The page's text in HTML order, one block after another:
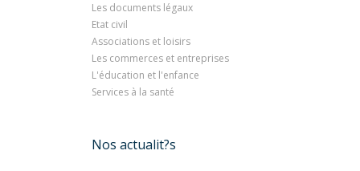
Les documents légaux
Etat civil
Associations et loisirs
Les commerces et entreprises
L'éducation et l'enfance
Services à la santé
Nos actualit?s